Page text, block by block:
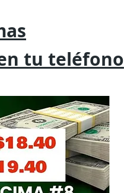
tu teléfono